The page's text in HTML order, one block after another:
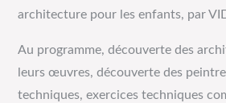
architecture pour les enfants, par
Au programme, découverte des
leurs œuvres, découverte des
techniques, exercices techniques